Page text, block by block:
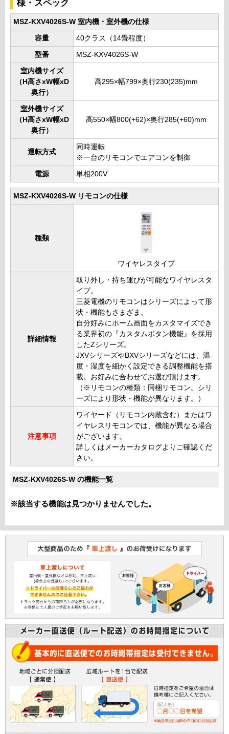
様・スペック
MSZ-KXV4026S-W 室内機・室外機の仕様
容量 40クラス（14畳程度）
型番 MSZ-KXV4026S-W
室内機サイズ
（H高さxW幅xD
奥行）
高295×幅799×奥行230(235)mm
室外機サイズ
（H高さxW幅xD
奥行）
高550×幅800(+62)×奥行285(+60)mm
運転方式
同時運転
※一台のリモコンでエアコンを制御
電源 単相200V
MSZ-KXV4026S-W リモコンの仕様
種類
ワイヤレスタイプ
詳細情報
取り外し・持ち運びが可能なワイヤレスタ
イプ。
三菱電機のリモコンはシリーズによって形
状・機能もさまざま。
自分好みにホーム画面をカスタマイズでき
る業界初の『カスタムボタン機能』を採用
したZシリーズ。
JXVシリーズやBXVシリーズなどには、温
度・湿度を細かく設定できる調整機能を搭
載。お好みに合わせてお選び頂けます。
（※リモコンの種類：同梱リモコン。シリ
ーズにより形状・機能が異なります。）
注意事項
ワイヤード（リモコン内蔵含む）またはワ
イヤレスリモコンでは、機能が異なる場合
がございます。
詳しくはメーカーカタログよりご確認くだ
さい。
MSZ-KXV4026S-W の機能一覧
※該当する機能は見つかりませんでした。